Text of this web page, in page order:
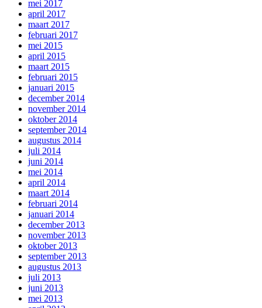
mei 2017
april 2017
maart 2017
februari 2017
mei 2015
april 2015
maart 2015
februari 2015
januari 2015
december 2014
november 2014
oktober 2014
september 2014
augustus 2014
juli 2014
juni 2014
mei 2014
april 2014
maart 2014
februari 2014
januari 2014
december 2013
november 2013
oktober 2013
september 2013
augustus 2013
juli 2013
juni 2013
mei 2013